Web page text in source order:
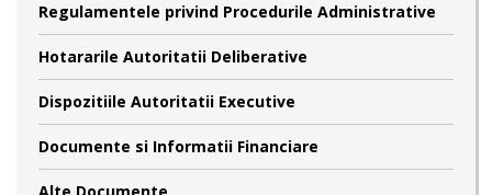
Regulamentele privind Procedurile Administrative
Hotararile Autoritatii Deliberative
Dispozitiile Autoritatii Executive
Documente si Informatii Financiare